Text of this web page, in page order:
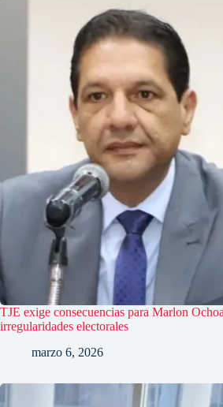
TJE exige consecuencias para Marlon
irregularidades electorales
marzo 6, 2026